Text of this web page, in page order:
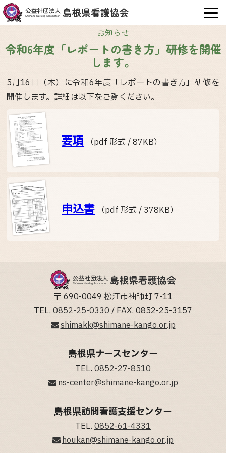
お知らせ
令和6年度「レポートの書き方」研修を開催
します。
5月16日（木）に令和6年度「レポートの書き方」研修を
開催します。詳細は以下をご覧ください。
要項 （pdf 形式 / 87KB）
申込書 （pdf 形式 / 378KB）
〒 690-0049 松江市袖師町 7-11
TEL. 0852-25-0330 / FAX. 0852-25-3157
shimakk@shimane-kango.or.jp
島根県ナースセンター
TEL. 0852-27-8510
ns-center@shimane-kango.or.jp
島根県訪問看護支援センター
TEL. 0852-61-4331
houkan@shimane-kango.or.jp